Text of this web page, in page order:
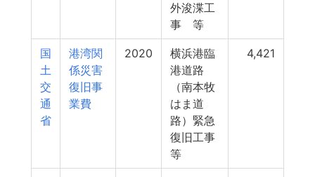
外浚渫工
事 等
国
土
交
通
省
港湾関
係災害
復旧事
業費
2020
横浜港臨
港道路
（南本牧
はま道
路）緊急
復旧工事
等
4,421